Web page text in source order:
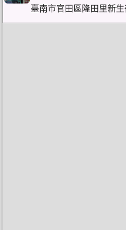
臺南市官田區隆田里新